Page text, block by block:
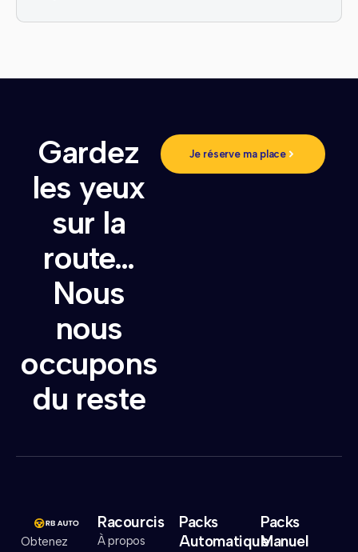
Gardez
les yeux
sur la
route…
Nous
nous
occupons
du reste
Je réserve ma place
Obtenez
Racourcis
À propos
Packs
Automatique
Packs
Manuel